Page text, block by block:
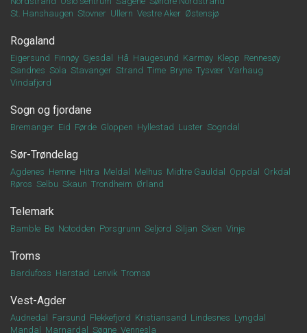
St. Hanshaugen Stovner Ullern Vestre Aker Østensjø
Rogaland
Eigersund Finnøy Gjesdal Hå Haugesund Karmøy Klepp Rennesøy
Sandnes Sola Stavanger Strand Time Bryne Tysvær Varhaug
Vindafjord
Sogn og fjordane
Bremanger Eid Førde Gloppen Hyllestad Luster Sogndal
Sør-Trøndelag
Agdenes Hemne Hitra Meldal Melhus Midtre Gauldal Oppdal
Orkdal
Røros Selbu Skaun Trondheim Ørland
Telemark
Bamble Bø Notodden Porsgrunn Seljord Siljan Skien Vinje
Troms
Bardufoss Harstad Lenvik Tromsø
Vest-Agder
Audnedal Farsund Flekkefjord Kristiansand Lindesnes Lyngdal
Mandal
Marnardal Søgne Vennesla